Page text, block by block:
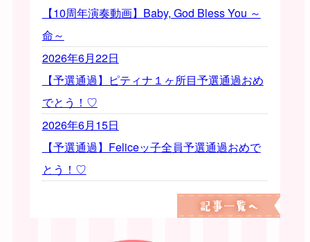
【10周年演奏動画】Baby, God Bless You ～
命～
2026年6月22日
【予選通過】ピティナ１ヶ所目予選通過おめ
でとう！♡
2026年6月15日
【予選通過】Feliceッ子全員予選通過おめで
とう！♡